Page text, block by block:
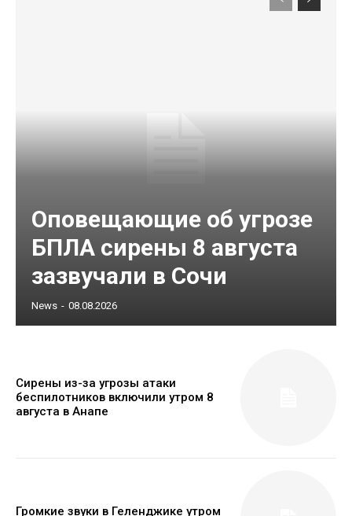
Оповещающие об угрозе
БПЛА сирены 8 августа
зазвучали в Сочи
News - 08.08.2026
Сирены из-за угрозы атаки
беспилотников включили утром 8
августа в Анапе
Громкие звуки в Геленджике утром